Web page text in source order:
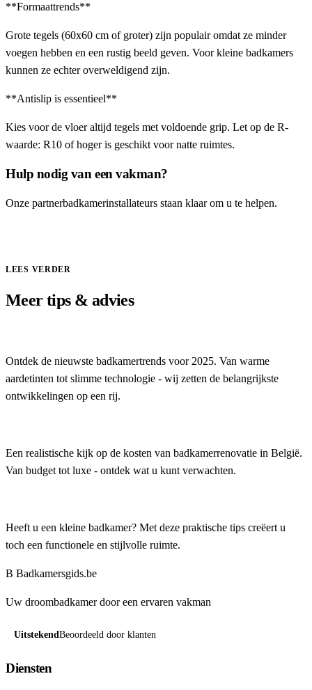
**Formaattrends**
Grote tegels (60x60 cm of groter) zijn populair omdat ze minder
voegen hebben en een rustig beeld geven. Voor kleine badkamers
kunnen ze echter overweldigend zijn.
**Antislip is essentieel**
Kies voor de vloer altijd tegels met voldoende grip. Let op de R-
waarde: R10 of hoger is geschikt voor natte ruimtes.
Hulp nodig van een vakman?
Onze partnerbadkamerinstallateurs staan klaar om u te helpen.
LEES VERDER
Meer tips & advies
Ontdek de nieuwste badkamertrends voor 2025. Van warme
aardetinten tot slimme technologie - wij zetten de belangrijkste
ontwikkelingen op een rij.
Een realistische kijk op de kosten van badkamerrenovatie in België.
Van budget tot luxe - ontdek wat u kunt verwachten.
Heeft u een kleine badkamer? Met deze praktische tips creëert u
toch een functionele en stijlvolle ruimte.
B Badkamersgids.be
Uw droombadkamer door een ervaren vakman
UitstekendBeoordeeld door klanten
Diensten